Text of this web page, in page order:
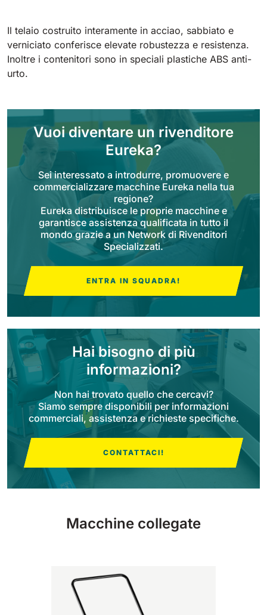
550 mm 2200 m²/h
E61
610 mm 2625 m²/h
E71
710 mm 3195 m²/h
E81
810 mm
Lavapavimenti uomo a bordo
Mostra tutte
E65
650 mm 3900 m²/h
E75
760 mm 4560 m²/h
E83
830 mm 4980 m²/h
E85
E100
1000 mm
Rider 1201
Rider Lift
1200 mm 7865 m²/h
Xtrema
1400 mm 12600 m²/h
Magnum
1570 mm 18840 m²/h
Bull 200
Il telaio costruito interamente in acciao, sabbiato e
verniciato conferisce elevate robustezza e resistenza.
Inoltre i contenitori sono in speciali plastiche ABS anti-
urto.
Vuoi diventare un rivenditore
Eureka?
Sei interessato a introdurre, promuovere e
commercializzare macchine Eureka nella tua
regione?
Eureka distribuisce le proprie macchine e
garantisce assistenza qualificata in tutto il
mondo grazie a un Network di Rivenditori
Specializzati.
ENTRA IN SQUADRA!
Hai bisogno di più
informazioni?
Non hai trovato quello che cercavi?
Siamo sempre disponibili per informazioni
commerciali, assistenza e richieste specifiche.
CONTATTACI!
Macchine collegate